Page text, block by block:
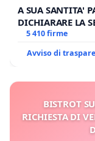
A SUA SANTITA'
DICHIARARE LA
E/O DI FAR
5 410 firme
Avviso di
BISTROT
RICHIESTA DI